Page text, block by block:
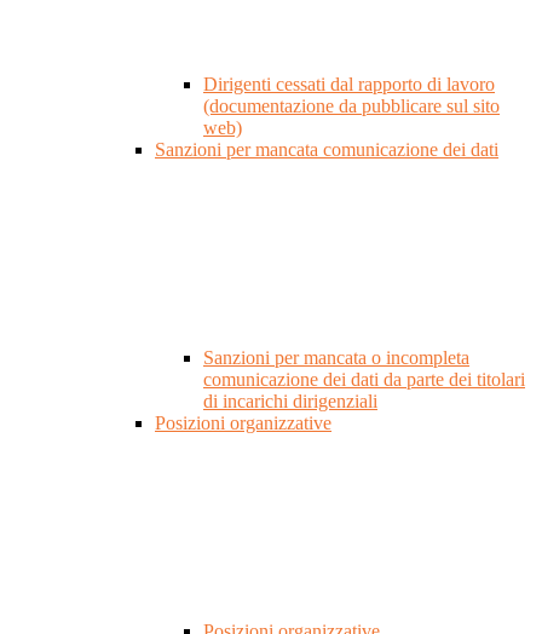
Dirigenti cessati dal rapporto di lavoro
(documentazione da pubblicare sul sito
web)
Sanzioni per mancata comunicazione dei dati
Sanzioni per mancata o incompleta
comunicazione dei dati da parte dei titolari
di incarichi dirigenziali
Posizioni organizzative